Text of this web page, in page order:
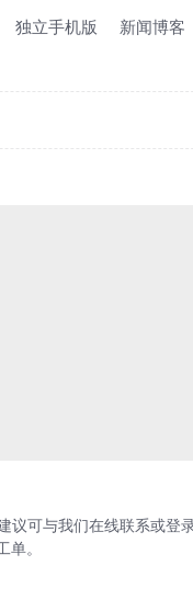
独立手机版
新闻博客
议可与我们在线联系或登
单。